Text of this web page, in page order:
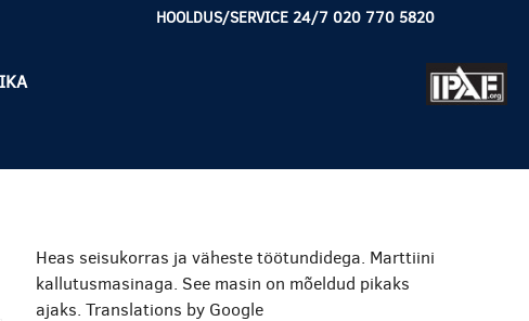
HOOLDUS/SERVICE 24/7 020 770 5820
Heas seisukorras ja väheste töötundidega. Marttiini
kallutusmasinaga. See masin on mõeldud pikaks
ajaks. Translations by Google